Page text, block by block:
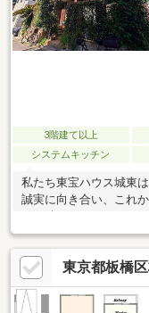
3階建て以上
システムキッチン
私たち東宝ハウス城東
誠実に向き合い、これ
東京都板橋